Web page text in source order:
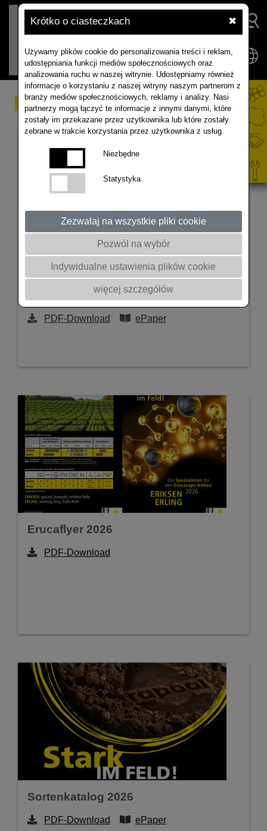
Krótko o ciasteczkach ✖
Używamy plików cookie do personalizowania treści i reklam,
udostępniania funkcji mediów społecznościowych oraz
analizowania ruchu w naszej witrynie. Udostępniamy również
informacje o korzystaniu z naszej witryny naszym partnerom z
branży mediów społecznościowych, reklamy i analizy. Nasi
partnerzy mogą łączyć te informacje z innymi danymi, które
zostały im przekazane przez użytkownika lub które zostały
zebrane w trakcie korzystania przez użytkownika z usług.
Niezbędne
Statystyka
Zezwalaj na wszystkie pliki cookie
Pozwól na wybór
Indywidualne ustawienia plików cookie
więcej szczegółów
Infomaterial
Kohlhernie
Mit Können und
vorbeugenundhandeln
PDF-Download ePaper
Erucaflyer 2026
PDF-Download
Sortenkatalog 2026
PDF-Download ePaper